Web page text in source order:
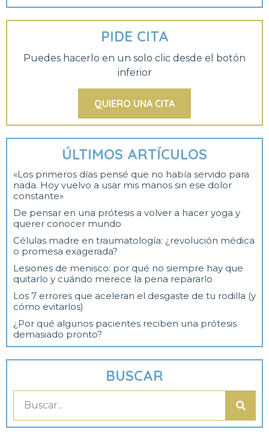
PIDE CITA
Puedes hacerlo en un solo clic desde el botón
inferior
QUIERO UNA CITA
ÚLTIMOS ARTÍCULOS
«Los primeros días pensé que no había servido para
nada. Hoy vuelvo a usar mis manos sin ese dolor
constante»
De pensar en una prótesis a volver a hacer yoga y
querer conocer mundo
Células madre en traumatología: ¿revolución médica
o promesa exagerada?
Lesiones de menisco: por qué no siempre hay que
quitarlo y cuándo merece la pena repararlo
Los 7 errores que aceleran el desgaste de tu rodilla (y
cómo evitarlos)
¿Por qué algunos pacientes reciben una prótesis
demasiado pronto?
BUSCAR